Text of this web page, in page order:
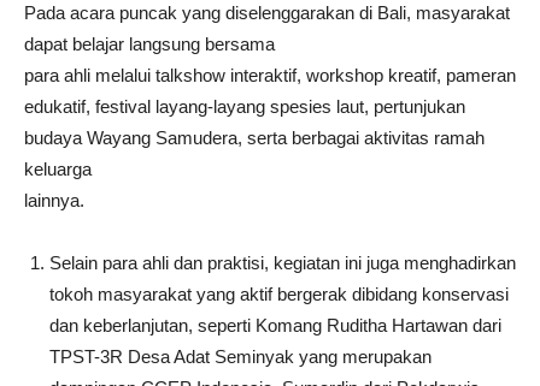
Pada acara puncak yang diselenggarakan di Bali, masyarakat
dapat belajar langsung bersama
para ahli melalui talkshow interaktif, workshop kreatif, pameran
edukatif, festival layang-layang spesies laut, pertunjukan
budaya Wayang Samudera, serta berbagai aktivitas ramah
keluarga
lainnya.
Selain para ahli dan praktisi, kegiatan ini juga menghadirkan
tokoh masyarakat yang aktif bergerak dibidang konservasi
dan keberlanjutan, seperti Komang Ruditha Hartawan dari
TPST-3R Desa Adat Seminyak yang merupakan